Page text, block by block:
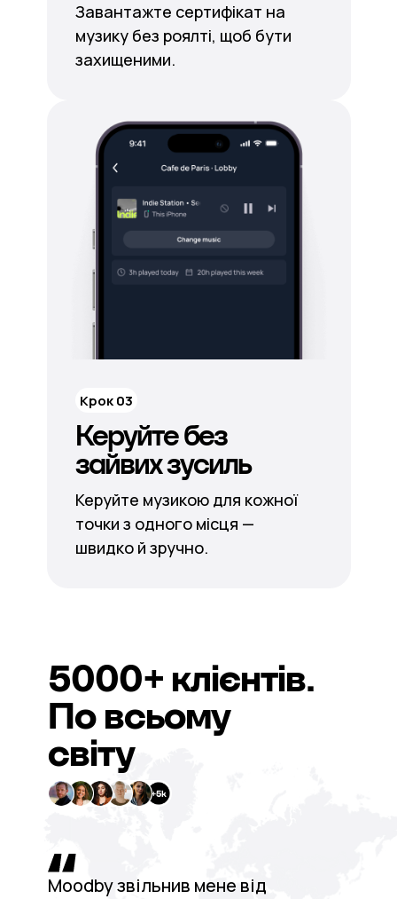
Завантажте сертифікат на
музику без роялті, щоб бути
захищеними.
Керуйте без
зайвих зусиль
Керуйте музикою для кожної
точки з одного місця —
швидко й зручно.
Крок 03
Moodby звільнив мене від
5000+ клієнтів.
По всьому
світу